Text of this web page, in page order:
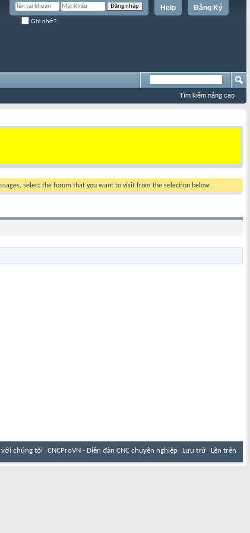
Đăng Ký
Help
Ghi nhớ?
Tìm kiếm nâng cao
select the forum that you want to visit from the selection below.
với chúng tôi CNCProVN - Diễn đàn CNC chuyên nghiệp Lưu trữ Lên trên